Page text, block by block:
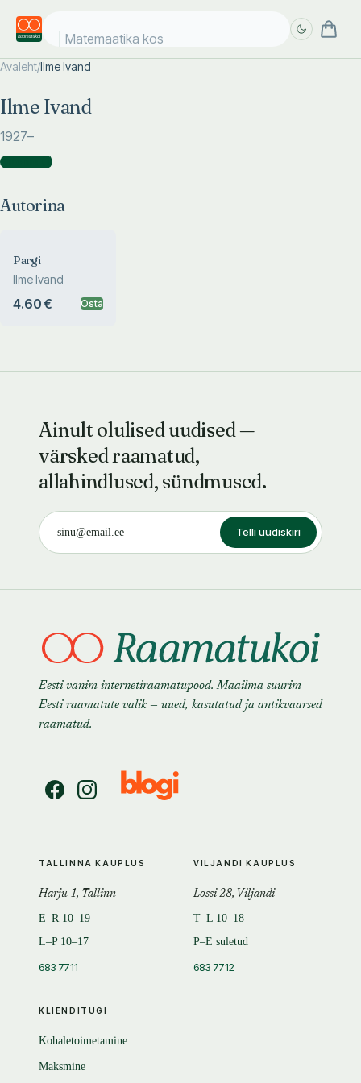
Matemaatika kosm
Avaleht/Ilme Ivand
Ilme Ivand
1927–
Autorina )
Autorina
Pargi
Ilme Ivand
4.60 € Osta
Ainult olulised uudised —
värsked raamatud,
allahindlused, sündmused.
Telli uudiskiri
Eesti vanim internetiraamatupood. Maailma suurim
Eesti raamatute valik — uued, kasutatud ja antikvaarsed
raamatud.
KLIENDITUGI
Kohaletoimetamine
Maksmine
TALLINNA KAUPLUS
Harju 1, Tallinn
E–R 10–19
L–P 10–17
683 7711
VILJANDI KAUPLUS
Lossi 28, Viljandi
T–L 10–18
P–E suletud
683 7712